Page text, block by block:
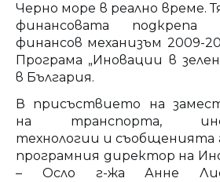
Черно море в реално време.
финансовата подкрепа
финансов механизъм 2009-
Програма „Иновации в
в България.
В присъствието на
на транспорта,
технологии и съобщенията
програмния директор на
– Осло г-жа Анне